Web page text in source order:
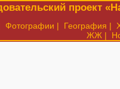
проект
Фотографии | География |
ЖЖ |